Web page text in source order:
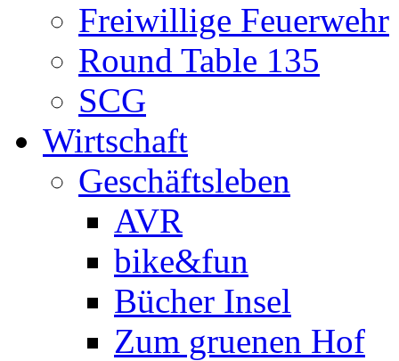
Freiwillige Feuerwehr
Round Table 135
SCG
Wirtschaft
Geschäftsleben
AVR
bike&fun
Bücher Insel
Zum gruenen Hof